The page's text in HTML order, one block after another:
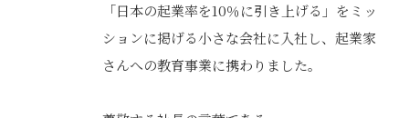
「日本の起業率を10％に引き上げる」をミッ
ションに掲げる小さな会社に入社し、起業家
さんへの教育事業に携わりました。